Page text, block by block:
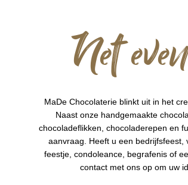
Net
MaDe Chocolaterie blinkt uit in het
Naast onze handgemaakte
chocoladeflikken, chocoladerepen en
aanvraag. Heeft u een bedrijfsfeest,
feestje, condoleance, begrafenis of
contact met ons op om uw